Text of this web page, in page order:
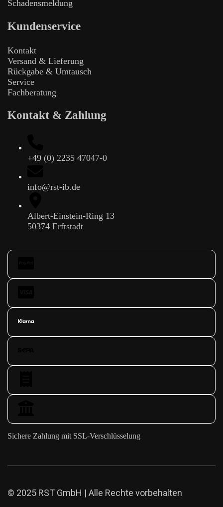
Schadensmeldung
Kundenservice
Kontakt
Versand & Lieferung
Rückgabe & Umtausch
Service
Fachberatung
Kontakt & Zahlung
+49 (0) 2235 47047-0
info@rst-ib.de
Albert-Einstein-Ring 13
50374 Erftstadt
Sichere Zahlung mit SSL-Verschlüsselung
© 2025 RST GmbH | Alle Rechte vorbehalten